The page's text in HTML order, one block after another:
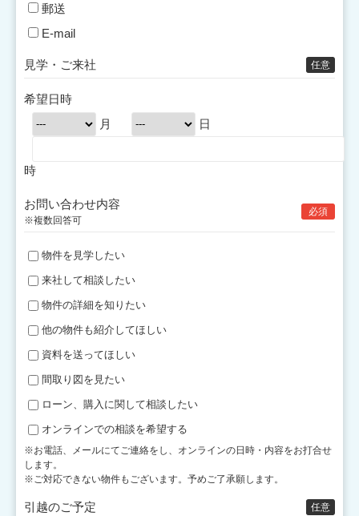
郵送
E-mail
見学・ご来社 任意
希望日時
月
日
時
お問い合わせ内容
※複数回答可
必須
物件を見学したい
来社して相談したい
物件の詳細を知りたい
他の物件も紹介してほしい
資料を送ってほしい
間取り図を見たい
ローン、購入に関して相談したい
オンラインでの相談を希望する
※お電話、メールにてご連絡をし、オンラインの日時・内容をお打合せ
します。
※ご対応できない物件もございます。予めご了承願します。
引越のご予定 任意